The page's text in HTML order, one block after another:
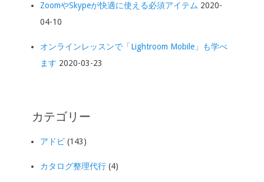
ZoomやSkypeが快適に使える必須アイテム 2020-
04-10
オンラインレッスンで「Lightroom Mobile」も学べ
ます 2020-03-23
カテゴリー
アドビ (143)
カタログ整理代行 (4)